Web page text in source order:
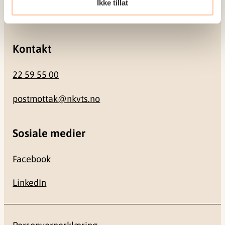
Ikke tillat
0484 Oslo
Kontakt
22 59 55 00
postmottak@nkvts.no
Sosiale medier
Facebook
LinkedIn